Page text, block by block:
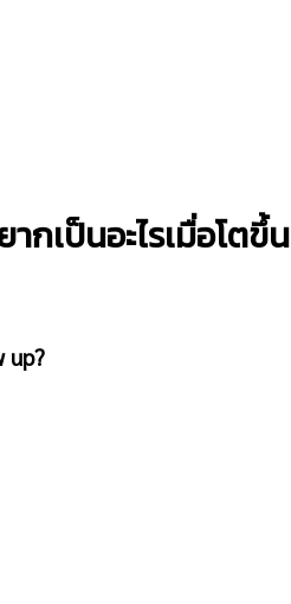
เป็นอะไรเมื่อโตขึ้น
up?